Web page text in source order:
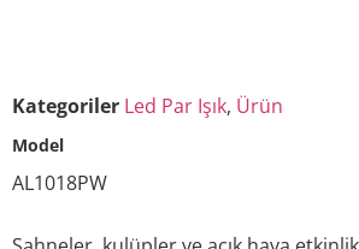
Kategoriler Led Par Işık, Ürün
Model
AL1018PW